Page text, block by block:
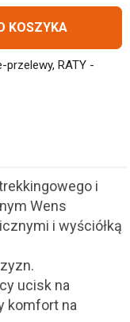
KOSZYKA
przelewy, RATY -
i
Wens
i wyściółką
ucisk na
komfort na